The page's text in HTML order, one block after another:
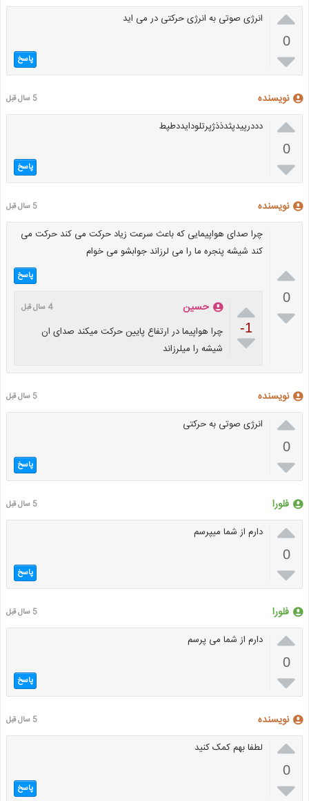

0

انرژی صوتی به انرژی حرکتی در می اید
پاسخ
نویسنده 5 سال قبل

0

دددرپیدپثدذذژپرتلودایددطپط
پاسخ
نویسنده 5 سال قبل

0

چرا صدای هواپیمایی که باعث سرعت زیاد حرکت می کند حرکت می
کند شیشه پنجره ما را می لرزاند جوابشو می خوام
پاسخ

-1

حسین 4 سال قبل
چرا هواپیما در ارتفاع پایین حرکت میکند صدای ان
شیشه را میلرزاند
نویسنده 5 سال قبل

0

انرژی صوتی به حرکتی
پاسخ
فلورا 5 سال قبل

0

دارم از شما میپرسم
پاسخ
فلورا 5 سال قبل

0

دارم از شما می پرسم
پاسخ
نویسنده 5 سال قبل

0

لطفا بهم کمک کنید
پاسخ